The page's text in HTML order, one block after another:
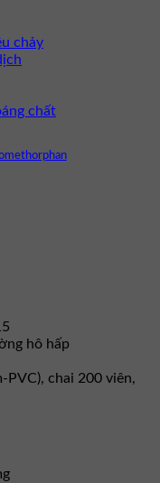
chảy
chất
hô hấp
PVC), chai 200 viên,